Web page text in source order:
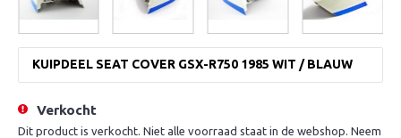
KUIPDEEL SEAT COVER GSX-R750 1985 WIT / BLAUW
Verkocht
Dit product is verkocht. Niet alle voorraad staat in de webshop. Neem